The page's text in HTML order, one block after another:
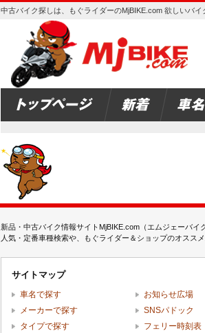
中古バイク探しは、もぐライダーのMjBIKE.com 欲しいバイ
新品・中古バイク情報サイトMjBIKE.com（エムジェーバ
人気・定番車種検索や、もぐライダー＆ショップのオスス
サイトマップ
車名で探す
メーカーで探す
タイプで探す
お知らせ広場
SNSパドック
フェリー時刻表